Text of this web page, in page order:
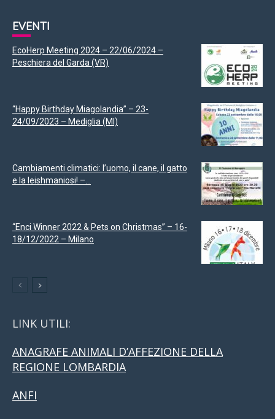
EVENTI
EcoHerp Meeting 2024 – 22/06/2024 –
Peschiera del Garda (VR)
“Happy Birthday Miagolandia” – 23-
24/09/2023 – Mediglia (MI)
Cambiamenti climatici: l’uomo, il cane, il gatto
e la leishmaniosi! –...
“Enci Winner 2022 & Pets on Christmas” – 16-
18/12/2022 – Milano
LINK UTILI:
ANAGRAFE ANIMALI D’AFFEZIONE DELLA
REGIONE LOMBARDIA
ANFI